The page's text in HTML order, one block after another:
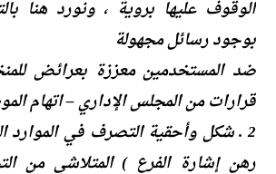
الوقوف علیھا برویة ، ونورد ھنا
بوجود رسائل مجھولة
ضد المستخدمین معززة بعرائض
قرارات من المجلس الإداري – اتھام
2 . شكل وأحقیة التصرف في الموارد
رھن إشارة الفرع ) المتلاشي من